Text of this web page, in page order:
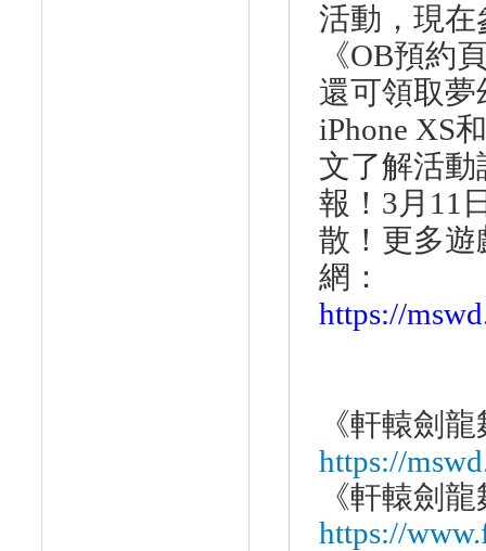
活動，現
《OB預約
還可領取夢
iPhone XS和
文了解活
報！ 3月 11
散！更多
網：
https://
《軒轅劍龍
https://
《軒轅劍龍
https://